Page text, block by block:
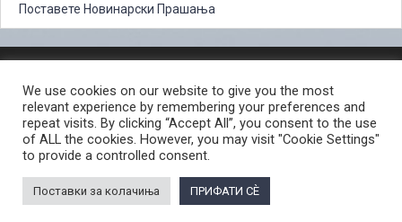
Поставете Новинарски Прашања
СЛОБОДЕН ПРИСТАП ДО ИНФОРМАЦИИ ОД ЈАВЕН КАРАКТЕР
ПОСТАПКА ЗА ПРИЈАВА НА КРИВИЧНО ДЕЛО
КОРИСНИ ЛИНКОВИ
ПОЛИТИКА ЗА ПРИВАТНОСТ ВЕБ СТРАНИЦА
© 2026 ЈАВНО ОБВИНИТЕЛСТВО НА РЕПУБЛИКА СЕВЕРНА МАКЕДОНИЈА •
We use cookies on our website to give you the most
relevant experience by remembering your preferences and
repeat visits. By clicking “Accept All”, you consent to the use
of ALL the cookies. However, you may visit "Cookie Settings"
to provide a controlled consent.
Поставки за колачиња ПРИФАТИ СÈ